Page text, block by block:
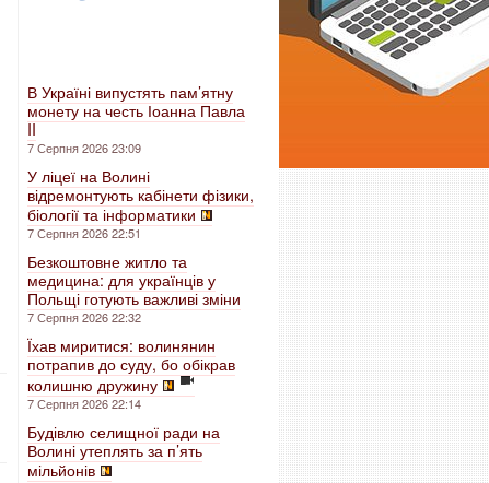
В Україні випустять пам’ятну
монету на честь Іоанна Павла
II
7 Серпня 2026 23:09
У ліцеї на Волині
відремонтують кабінети фізики,
біології та інформатики
7 Серпня 2026 22:51
Безкоштовне житло та
медицина: для українців у
Польщі готують важливі зміни
7 Серпня 2026 22:32
Їхав миритися: волинянин
потрапив до суду, бо обікрав
колишню дружину
7 Серпня 2026 22:14
Будівлю селищної ради на
Волині утеплять за п’ять
мільйонів